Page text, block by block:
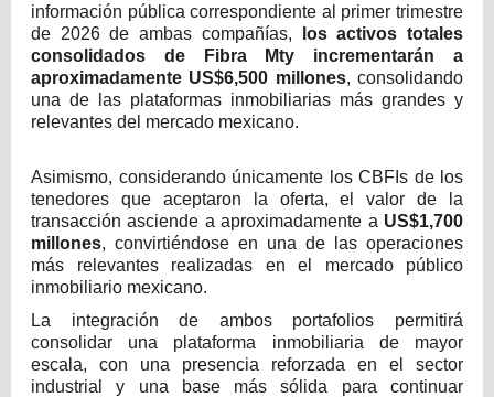
información pública correspondiente al primer trimestre
de 2026 de ambas compañías, los activos totales
consolidados de Fibra Mty incrementarán a
aproximadamente US$6,500 millones, consolidando
una de las plataformas inmobiliarias más grandes y
relevantes del mercado mexicano.
Asimismo, considerando únicamente los CBFIs de los
tenedores que aceptaron la oferta, el valor de la
transacción asciende a aproximadamente a US$1,700
millones, convirtiéndose en una de las operaciones
más relevantes realizadas en el mercado público
inmobiliario mexicano.
La integración de ambos portafolios permitirá
consolidar una plataforma inmobiliaria de mayor
escala, con una presencia reforzada en el sector
industrial y una base más sólida para continuar